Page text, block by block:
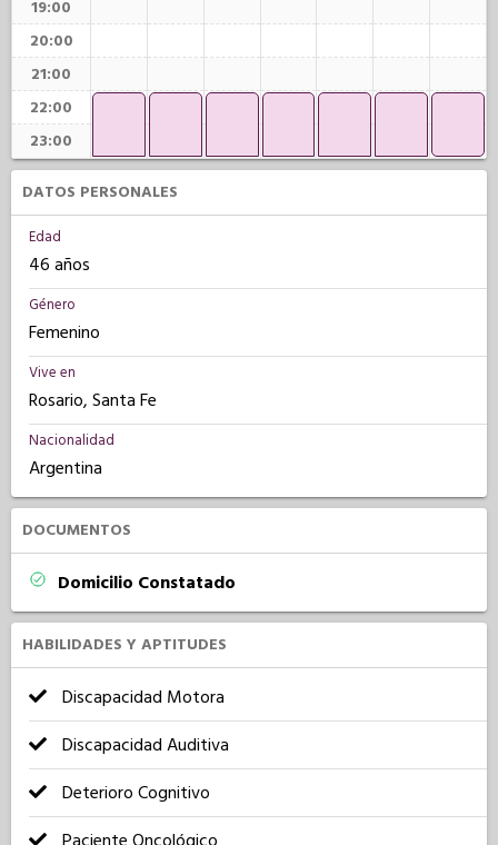
19:00
20:00
21:00
22:00
23:00
DATOS PERSONALES
Edad
46 años
Género
Femenino
Vive en
Rosario, Santa Fe
Nacionalidad
Argentina
DOCUMENTOS
Domicilio Constatado
HABILIDADES Y APTITUDES
Discapacidad Motora
Discapacidad Auditiva
Deterioro Cognitivo